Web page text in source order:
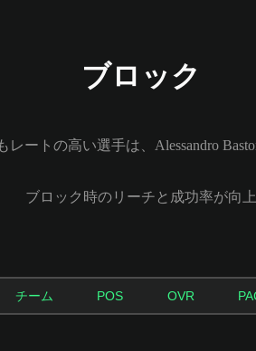
ブロック
ートの高い選手は、Alessandro
ブロック時のリーチと成功率が向上
チーム POS OVR